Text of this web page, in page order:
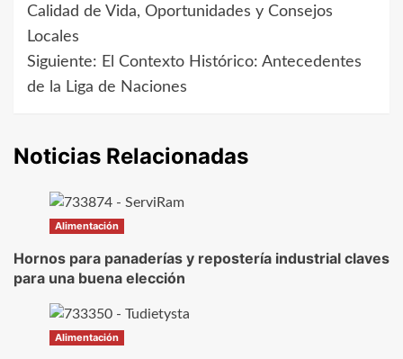
de
entradas
Calidad de Vida, Oportunidades y Consejos
Locales
Siguiente: El Contexto Histórico: Antecedentes
de la Liga de Naciones
Noticias Relacionadas
Alimentación
Hornos para panaderías y repostería industrial claves
para una buena elección
Alimentación